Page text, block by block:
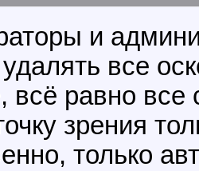
и
все
всё равно
зрения
только